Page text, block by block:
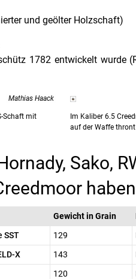
und geölter Holzschaft)
1782 entwickelt wurde
Mathias Haack
Schaft mit
Im Kaliber 6.5
auf der Waffe
Sako,
Gewicht in Grain
SST 129
X 143
120